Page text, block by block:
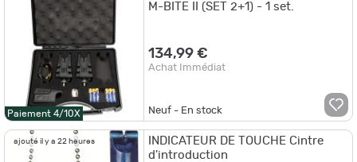
Paiement 4/10X
M-BITE II (SET 2+1) - 1 set.
134,99 €
Achat Immédiat
Neuf - En stock
ajouté il y a 22 heures
INDICATEUR DE TOUCHE Cintre
d'introduction